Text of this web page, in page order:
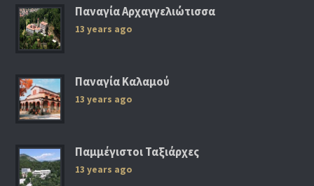
Παναγία Αρχαγγελιώτισσα
13 years ago
Παναγία Καλαμού
13 years ago
Παμμέγιστοι Ταξιάρχες
13 years ago